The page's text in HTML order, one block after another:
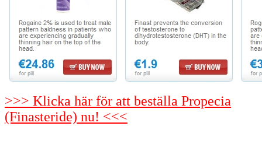
>>> Klicka här för att beställa Propecia
(Finasteride) nu! <<<